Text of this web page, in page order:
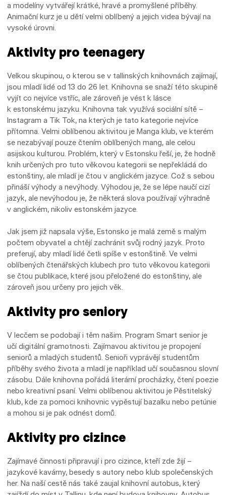
a modelíny vytvářejí krátké, hravé a promyšlené příběhy.
Animační kurz je u dětí velmi oblíbený a jejich videa bývají na
vysoké úrovni.
Aktivity pro teenagery
Velkou skupinou, o kterou se v tallinských knihovnách zajímají,
jsou mladí lidé od 13 do 26 let. Knihovna se snaží této skupině
vyjít co nejvíce vstříc, ale zároveň je vést k lásce
k estonskému jazyku. Knihovna tak využívá sociální sítě –
Instagram a Tik Tok, na kterých je tato kategorie nejvíce
přítomna. Velmi oblíbenou aktivitou je Manga klub, ve kterém
se nezabývají pouze čtením oblíbených mang, ale celou
asijskou kulturou. Problém, který v Estonsku řeší, je, že hodně
knih určených pro tuto věkovou kategorii se nepřekládá do
estonštiny, ale mladí je čtou v anglickém jazyce. Což s sebou
přináší výhody a nevýhody. Výhodou je, že se lépe naučí cizí
jazyk, ale nevýhodou je, že některá slova používají výhradně
v anglickém, nikoliv estonském jazyce.
Jak jsem již napsala výše, Estonsko je malá země s malým
počtem obyvatel a chtějí zachránit svůj rodný jazyk. Proto
preferují, aby mladí lidé četli spíše v estonštině. Ve velmi
oblíbených čtenářských klubech pro tuto věkovou kategorii
se čtou publikace, které jsou přeložené do estonštiny, ale
zároveň jsou určeny pro jejich věk.
Aktivity pro seniory
V lecčem se podobají i těm našim. Program Smart senior je
učí digitální gramotnosti. Zajímavou aktivitou je propojení
seniorů a mladých studentů. Senioři vyprávějí studentům
příběhy svého života a mladí je například učí současnou slovní
zásobu. Dále knihovna pořádá literární procházky, čtení poezie
nebo kreativní psaní. Velmi oblíbenou aktivitou je Pěstitelský
klub, kde za pomoci knihovnic vypěstují bazalku nebo petúnie
a mohou si je pak odnést domů.
Aktivity pro cizince
Zajímavé činnosti připravují i pro cizince, kteří zde žijí –
jazykové kavárny, besedy s autory nebo klub společenských
her. Na naší cestě nás také zaujal knihovní autobus, který